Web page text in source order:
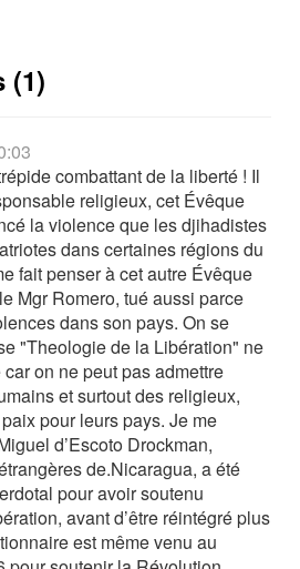
(1)
combattant de la liberté ! Il
religieux, cet Évêque
la violence que les djihadistes
dans certaines régions du
fait penser à cet autre Évêque
Mgr Romero, tué aussi parce
dans son pays. On se
"Theologie de la Libération" ne
on ne peut pas admettre
et surtout des religieux,
pour leurs pays. Je me
d’Escoto Drockman,
de.Nicaragua, a été
pour avoir soutenu
avant d’être réintégré plus
est même venu au